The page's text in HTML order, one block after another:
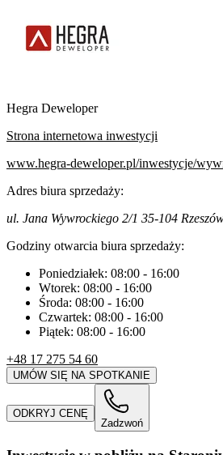
Hegra Deweloper
Strona internetowa inwestycji
www.hegra-deweloper.pl/inwestycje/
Adres biura sprzedaży:
ul. Jana Wywrockiego 2/1 35-104
Godziny otwarcia biura sprzedaży:
Poniedziałek: 08:00 - 16:00
Wtorek: 08:00 - 16:00
Środa: 08:00 - 16:00
Czwartek: 08:00 - 16:00
Piątek: 08:00 - 16:00
+48 17 275 54 60
UMÓW SIĘ NA SPOTKANIE
ODKRYJ CENĘ
Zadzwoń